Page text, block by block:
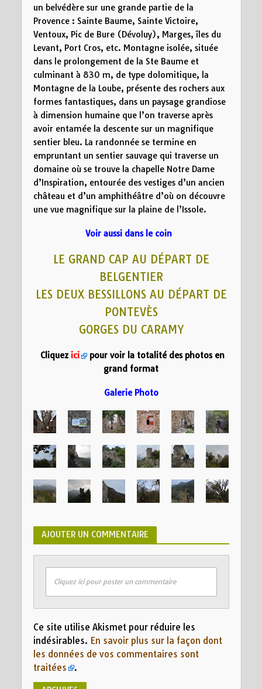
un belvédère sur une grande partie de la
Provence : Sainte Baume, Sainte Victoire,
Ventoux, Pic de Bure (Dévoluy), Marges, îles du
Levant, Port Cros, etc. Montagne isolée, située
dans le prolongement de la Ste Baume et
culminant à 830 m, de type dolomitique, la
Montagne de la Loube, présente des rochers aux
formes fantastiques, dans un paysage grandiose
à dimension humaine que l’on traverse après
avoir entamée la descente sur un magnifique
sentier bleu. La randonnée se termine en
empruntant un sentier sauvage qui traverse un
domaine où se trouve la chapelle Notre Dame
d’Inspiration, entourée des vestiges d’un ancien
château et d’un amphithéâtre d’où on découvre
une vue magnifique sur la plaine de l’Issole.
Voir aussi dans le coin
LE GRAND CAP AU DÉPART DE
BELGENTIER
LES DEUX BESSILLONS AU DÉPART DE
PONTEVÈS
GORGES DU CARAMY
Cliquez ici
pour voir la totalité des photos en
grand format
Galerie Photo
AJOUTER UN COMMENTAIRE
Cliquez ici pour poster un commentaire
Ce site utilise Akismet pour réduire les
indésirables. En savoir plus sur la façon dont
les données de vos commentaires sont
traitées
.